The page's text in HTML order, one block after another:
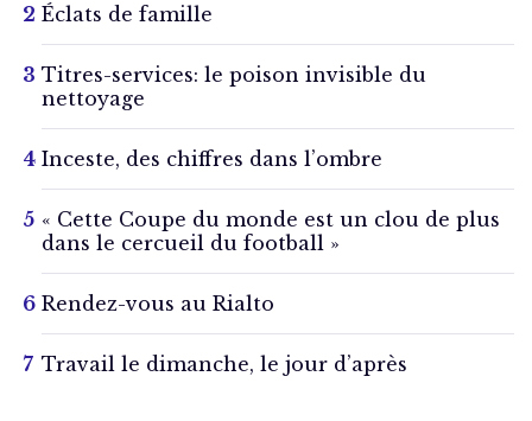
Éclats de famille
Titres-services: le poison invisible du
nettoyage
Inceste, des chiffres dans l’ombre
« Cette Coupe du monde est un clou de plus
dans le cercueil du football »
Rendez-vous au Rialto
Travail le dimanche, le jour d’après